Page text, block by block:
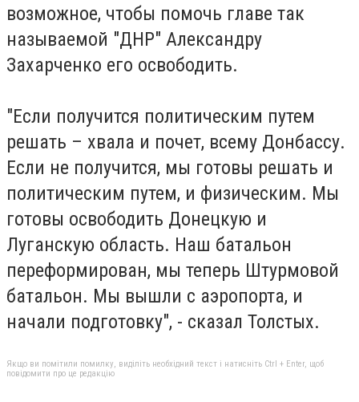
возможное, чтобы помочь главе так
называемой "ДНР" Александру
Захарченко его освободить.
"Если получится политическим путем
решать – хвала и почет, всему Донбассу.
Если не получится, мы готовы решать и
политическим путем, и физическим. Мы
готовы освободить Донецкую и
Луганскую область. Наш батальон
переформирован, мы теперь Штурмовой
батальон. Мы вышли с аэропорта, и
начали подготовку", - сказал Толстых.
Якщо ви помітили помилку, виділіть необхідний текст і натисніть Ctrl + Enter, щоб
повідомити про це редакцію